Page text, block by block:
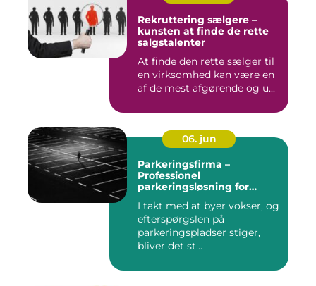
Rekruttering sælgere –
kunsten at finde de rette
salgstalenter
At finde den rette sælger til
en virksomhed kan være en
af de mest afgørende og u...
06. jun
Parkeringsfirma –
Professionel
parkeringsløsning for
I takt med at byer vokser, og
efterspørgslen på
parkeringspladser stiger,
bliver det st...